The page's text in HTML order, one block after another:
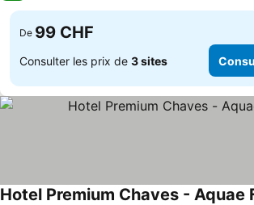
De 99 CHF
Consulter les prix de 3 sites
Hotel Premium Chaves - Aquae